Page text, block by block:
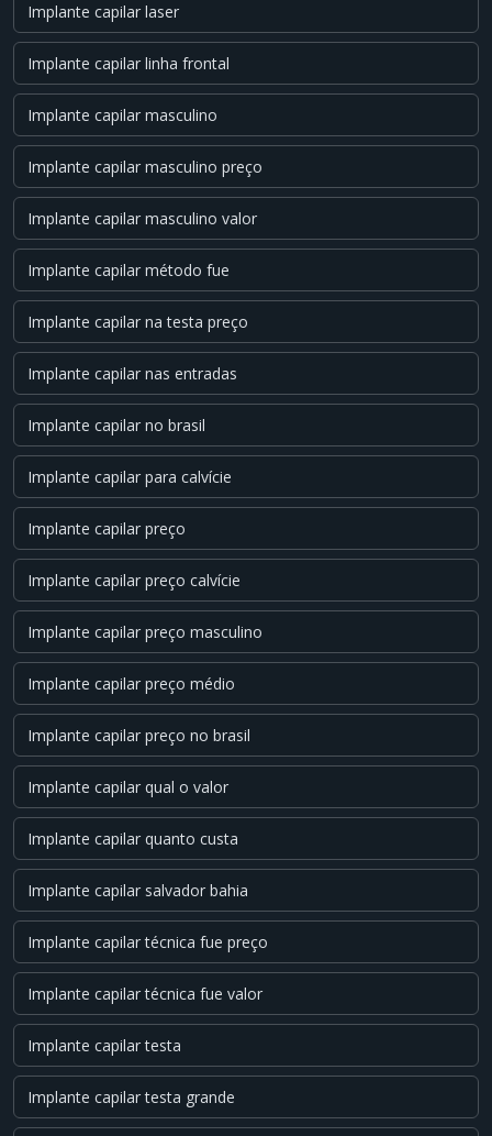
Implante capilar laser
Implante capilar linha frontal
Implante capilar masculino
Implante capilar masculino preço
Implante capilar masculino valor
Implante capilar método fue
Implante capilar na testa preço
Implante capilar nas entradas
Implante capilar no brasil
Implante capilar para calvície
Implante capilar preço
Implante capilar preço calvície
Implante capilar preço masculino
Implante capilar preço médio
Implante capilar preço no brasil
Implante capilar qual o valor
Implante capilar quanto custa
Implante capilar salvador bahia
Implante capilar técnica fue preço
Implante capilar técnica fue valor
Implante capilar testa
Implante capilar testa grande